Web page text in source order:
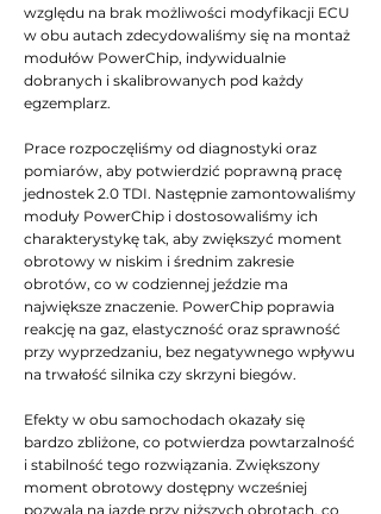
względu na brak możliwości modyfikacji ECU
w obu autach zdecydowaliśmy się na montaż
modułów PowerChip, indywidualnie
dobranych i skalibrowanych pod każdy
egzemplarz.
Prace rozpoczęliśmy od diagnostyki oraz
pomiarów, aby potwierdzić poprawną pracę
jednostek 2.0 TDI. Następnie zamontowaliśmy
moduły PowerChip i dostosowaliśmy ich
charakterystykę tak, aby zwiększyć moment
obrotowy w niskim i średnim zakresie
obrotów, co w codziennej jeździe ma
największe znaczenie. PowerChip poprawia
reakcję na gaz, elastyczność oraz sprawność
przy wyprzedzaniu, bez negatywnego wpływu
na trwałość silnika czy skrzyni biegów.
Efekty w obu samochodach okazały się
bardzo zbliżone, co potwierdza powtarzalność
i stabilność tego rozwiązania. Zwiększony
moment obrotowy dostępny wcześniej
pozwala na jazdę przy niższych obrotach, co